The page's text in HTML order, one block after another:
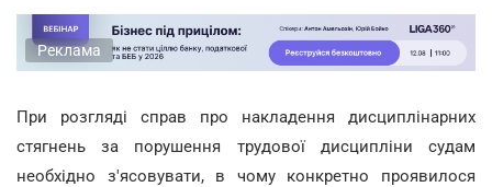
Реклама
При розгляді справ про накладення дисциплінарних
стягнень за порушення трудової дисципліни судам
необхідно з'ясовувати, в чому конкретно проявилося